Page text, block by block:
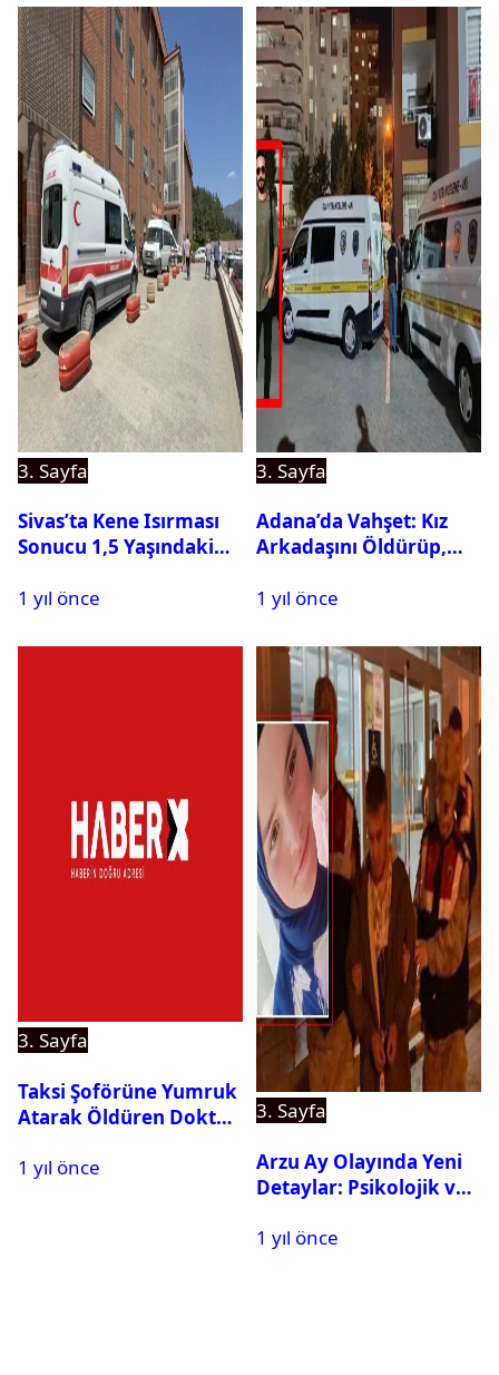
3. Sayfa
Sivas’ta Kene Isırması
Sonucu 1,5 Yaşındaki
Kaybetti
1 yıl önce
3. Sayfa
Adana’da Vahşet: Kız
Arkadaşını Öldürüp,
1 yıl önce
3. Sayfa
Taksi Şoförüne Yumruk
Atarak Öldüren Doktor
1 yıl önce
3. Sayfa
Arzu Ay Olayında Yeni
Detaylar: Psikolojik ve
Gündemde
1 yıl önce